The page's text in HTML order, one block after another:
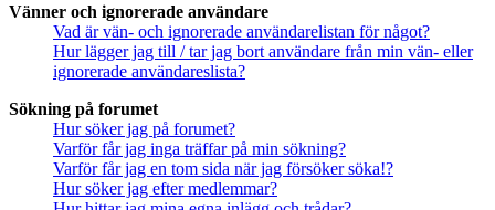
Vänner och ignorerade användare
Vad är vän- och ignorerade användarelistan för något?
Hur lägger jag till / tar jag bort användare från min vän- eller
ignorerade användareslista?
Sökning på forumet
Hur söker jag på forumet?
Varför får jag inga träffar på min sökning?
Varför får jag en tom sida när jag försöker söka!?
Hur söker jag efter medlemmar?